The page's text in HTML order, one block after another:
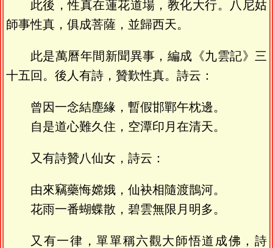
此後，性真在蓮花道場，教化大行。八尼姑
師事性真，俱成菩薩，並歸西天。
此是萬曆年間新聞異事，編成《九雲記》三
十五回。後人有詩，贊歎性真。詩云：
曾因一念結塵緣，暫假邯鄲午枕邊。
自是道心難久住，空潭印月在清天。
又有詩贊八仙女，詩云：
由來竊藥悔嫦娥，仙袂相隨渡鵲河。
花雨一番蝴蝶散，碧雲無限月明多。
又有一律，單單稱六觀大師悟道成佛，詩